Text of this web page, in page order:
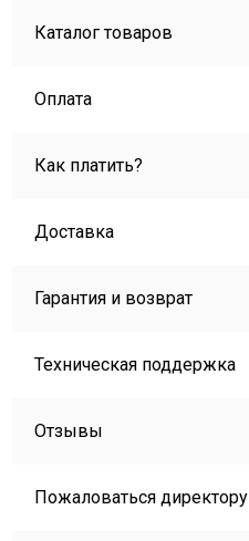
Каталог товаров
Оплата
Как платить?
Доставка
Гарантия и возврат
Техническая поддержка
Отзывы
Пожаловаться директору